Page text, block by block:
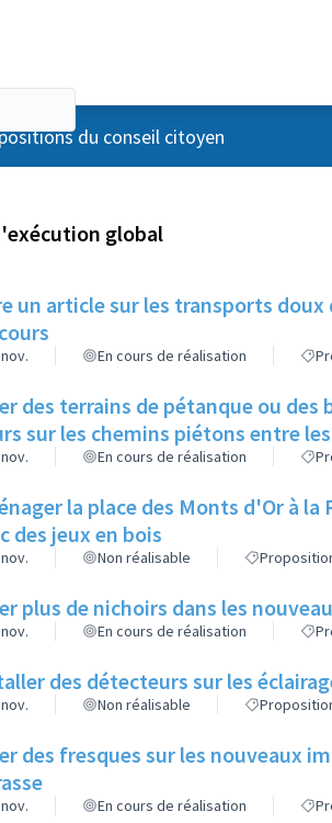
du conseil citoyen
global
un article sur les transports
En cours de réalisation
des terrains de pétanque ou
sur les chemins piétons entre
En cours de réalisation
la place des Monts d'Or à
des jeux en bois
Non réalisable
Créer plus de nichoirs dans les
En cours de réalisation
des détecteurs sur les
Non réalisable
des fresques sur les nouveaux
En cours de réalisation